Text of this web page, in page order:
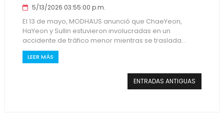
5/13/2026 03:55:00 p.m.
El 13 de mayo, MODHAUS anunció que ChaeYeon,
HaYeon y Sullin estuvieron involucradas en un
accidente de tráfico menor mientras se traslada...
LEER MÁS
ENTRADAS ANTIGUAS